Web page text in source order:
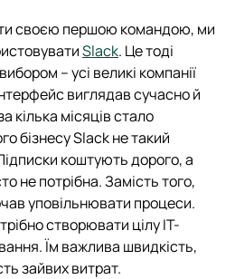
своєю першою командою, ми
Slack. Це тоді
– усі великі компанії
виглядав сучасно й
кілька місяців стало
бізнесу Slack не такий
коштують дорого, а
не потрібна. Замість того,
уповільнювати процеси.
створювати цілу IT-
Їм важлива швидкість,
зайвих витрат.